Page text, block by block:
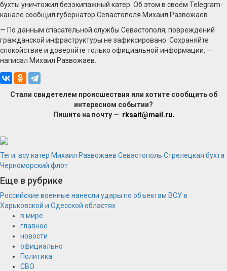
бухты уничтожил безэкипажный катер. Об этом в своём Telegram-
канале сообщил губернатор Севастополя Михаил Развожаев.
— По данным спасательной службы Севастополя, повреждений
гражданской инфраструктуры не зафиксировано. Сохраняйте
спокойствие и доверяйте только официальной информации, —
написал Михаил Развожаев.
Стали свидетелем происшествия или хотите сообщить об
интересном событии?
Пишите на почту — rksait@mail.ru.
Теги: всукатер Михаил Развожаев Севастополь Стрелецкая бухта
Черноморский флот
Еще в рубрике
Российские военные нанесли удары по объектам ВСУ в
Харьковской и Одесской областях
в мире
главное
новости
официально
Политика
СВО